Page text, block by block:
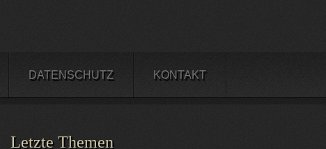
DATENSCHUTZ KONTAKT
Letzte Themen